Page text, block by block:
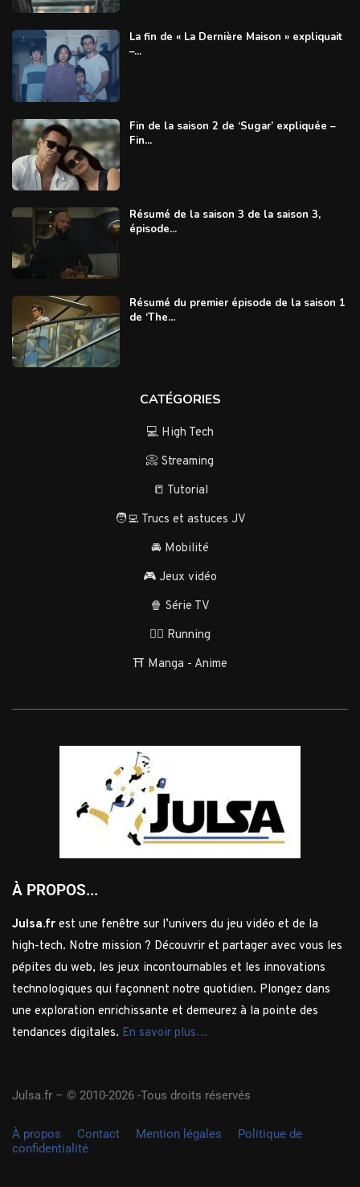
La fin de « La Dernière Maison » expliquait
–...
Fin de la saison 2 de ‘Sugar’ expliquée –
Fin...
Résumé de la saison 3 de la saison 3,
épisode...
Résumé du premier épisode de la saison 1
de ‘The...
CATÉGORIES
💻 High Tech
📀 Streaming
📒 Tutorial
🧑‍💻 Trucs et astuces JV
🚘 Mobilité
🎮 Jeux vidéo
🍿 Série TV
🏃‍♂️ Running
⛩️ Manga - Anime
À PROPOS...
Julsa.fr est une fenêtre sur l’univers du jeu vidéo et de la
high-tech. Notre mission ? Découvrir et partager avec vous les
pépites du web, les jeux incontournables et les innovations
technologiques qui façonnent notre quotidien. Plongez dans
une exploration enrichissante et demeurez à la pointe des
tendances digitales. En savoir plus…
Julsa.fr – © 2010-2026 -Tous droits réservés
À propos Contact Mention légales
Politique de
confidentialité